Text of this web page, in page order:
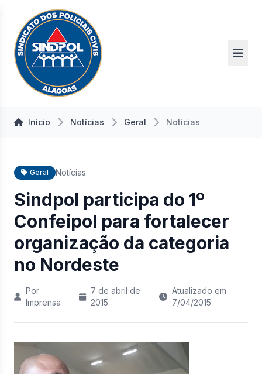
Início Notícias Geral Notícias
Geral Notícias
Sindpol participa do 1º
Confeipol para fortalecer
organização da categoria
no Nordeste
Por
Imprensa
7 de abril de
2015
Atualizado em
7/04/2015